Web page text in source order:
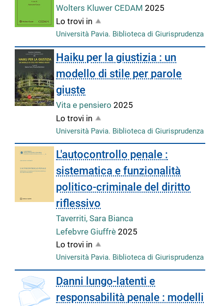
Wolters Kluwer CEDAM2025
Lo trovi in
Università Pavia. Biblioteca di Giurisprudenza
Haiku per la giustizia : un
modello di stile per parole
giuste
Vita e pensiero2025
Lo trovi in
Università Pavia. Biblioteca di Giurisprudenza
L'autocontrollo penale :
sistematica e funzionalità
politico-criminale del diritto
riflessivo
Taverriti, Sara Bianca
Lefebvre Giuffrè2025
Lo trovi in
Università Pavia. Biblioteca di Giurisprudenza
Danni lungo-latenti e
responsabilità penale : modelli